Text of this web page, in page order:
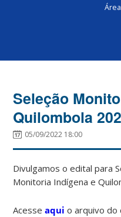
Seleção
Quilombola
05/09/2022 18:00
Divulgamos o edital para
Monitoria Indígena e
Acesseaqui o arquivo do